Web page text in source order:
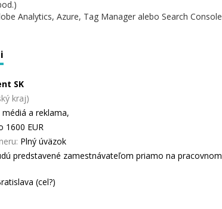
Analytics, Azure, Tag Manager alebo Search Console
SK
kraj)
a reklama,
1600 EUR
Plný úväzok
predstavené zamestnávateľom priamo na pracovnom
(cel?)